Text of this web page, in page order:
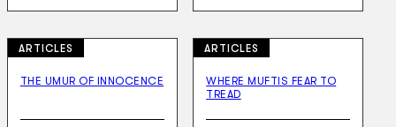
ARTICLES
THE UMUR OF INNOCENCE
ARTICLES
WHERE MUFTIS FEAR TO
TREAD